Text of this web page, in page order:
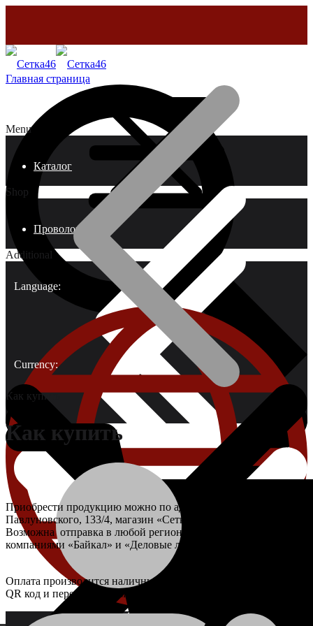
Menu
Каталог
О компании
Shop
Проволока
Проволока
Additional
Language:
Currency:
Главная страница
Как купить
Как купить
Приобрести продукцию можно по адресу: г.Курск, ул.
Павлуновского, 133/4, магазин «Сетка46».
Возможна отправка в любой регион транспортными
компаниями «Байкал» и «Деловые линии».
Оплата производится наличными, картами через терминал,
QR код и перечислением на р/с (без НДС).